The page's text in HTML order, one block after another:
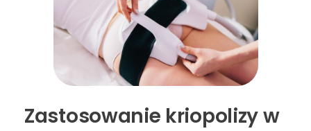
Zastosowanie kriopolizy w